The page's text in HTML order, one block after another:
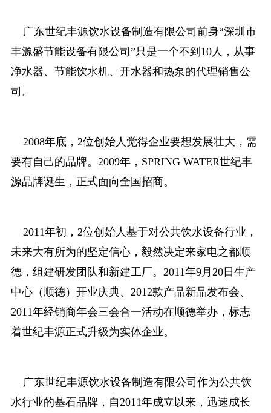
广东世纪丰源饮水设备制造有限公司前身“深圳市
丰源盛节能设备有限公司”只是一个不到10人，从事
净水器、节能饮水机、开水器和热泵的代理销售公
司。
2008年底，2位创始人觉得企业要想发展壮大，需
要有自己的品牌。2009年，SPRING WATER世纪丰
源品牌诞生，正式面向全国招商。
2011年初，2位创始人基于对公共饮水设备行业，
未来大有所为的坚定信心，毅然决定来家电之都顺
德，组建研发团队和新建工厂。2011年9月20日生产
中心（顺德）开业庆典、2012款产品新品发布会、
2011年经销商年会三会合一活动在顺德举办，标志
着世纪丰源正式升级为实体企业。
广东世纪丰源饮水设备制造有限公司作为公共饮
水行业的基石品牌，自2011年成立以来，迅速成长